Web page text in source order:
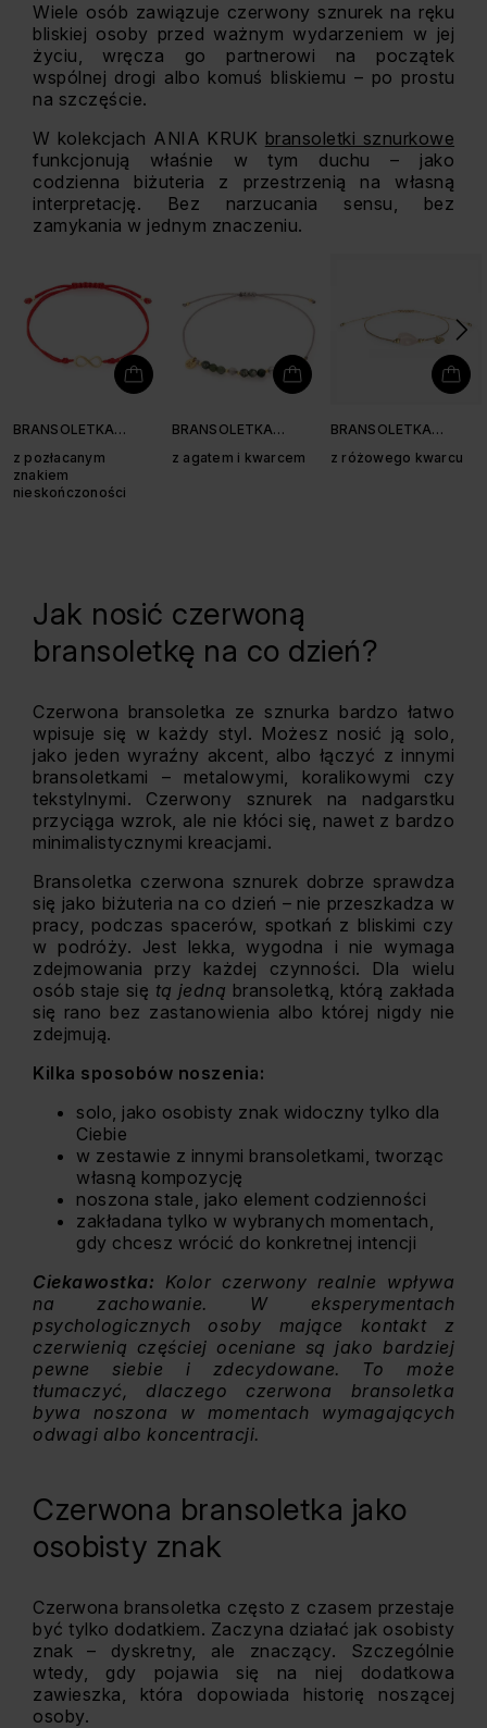
Wiele osób zawiązuje czerwony sznurek na ręku
bliskiej osoby przed ważnym wydarzeniem w jej
życiu, wręcza go partnerowi na początek
wspólnej drogi albo komuś bliskiemu – po prostu
na szczęście.
W kolekcjach ANIA KRUK bransoletki sznurkowe
funkcjonują właśnie w tym duchu – jako
codzienna biżuteria z przestrzenią na własną
interpretację. Bez narzucania sensu, bez
zamykania w jednym znaczeniu.
BRANSOLETKA
z pozłacanym
znakiem
nieskończoności
BRANSOLETKA
z agatem i kwarcem
BRANSOLETKA
SERDUSZKIEM
z różowego kwarcu
Jak nosić czerwoną
bransoletkę na co dzień?
Czerwona bransoletka ze sznurka bardzo łatwo
wpisuje się w każdy styl. Możesz nosić ją solo,
jako jeden wyraźny akcent, albo łączyć z innymi
bransoletkami – metalowymi, koralikowymi czy
tekstylnymi. Czerwony sznurek na nadgarstku
przyciąga wzrok, ale nie kłóci się, nawet z bardzo
minimalistycznymi kreacjami.
Bransoletka czerwona sznurek dobrze sprawdza
się jako biżuteria na co dzień – nie przeszkadza w
pracy, podczas spacerów, spotkań z bliskimi czy
w podróży. Jest lekka, wygodna i nie wymaga
zdejmowania przy każdej czynności. Dla wielu
osób staje się tą jedną bransoletką, którą zakłada
się rano bez zastanowienia albo której nigdy nie
zdejmują.
Kilka sposobów noszenia:
solo, jako osobisty znak widoczny tylko dla
Ciebie
w zestawie z innymi bransoletkami, tworząc
własną kompozycję
noszona stale, jako element codzienności
zakładana tylko w wybranych momentach,
gdy chcesz wrócić do konkretnej intencji
Ciekawostka: Kolor czerwony realnie wpływa
na zachowanie. W eksperymentach
psychologicznych osoby mające kontakt z
czerwienią częściej oceniane są jako bardziej
pewne siebie i zdecydowane. To może
tłumaczyć, dlaczego czerwona bransoletka
bywa noszona w momentach wymagających
odwagi albo koncentracji.
Czerwona bransoletka jako
osobisty znak
Czerwona bransoletka często z czasem przestaje
być tylko dodatkiem. Zaczyna działać jak osobisty
znak – dyskretny, ale znaczący. Szczególnie
wtedy, gdy pojawia się na niej dodatkowa
zawieszka, która dopowiada historię noszącej
osoby.